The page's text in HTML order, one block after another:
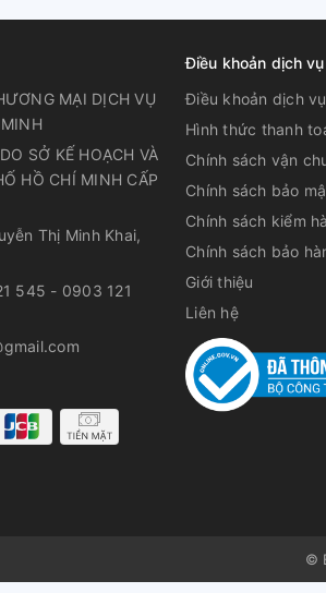
Smart Connector trên iPad Pro để kết
cũ.
MẠI DỊCH VỤ
SỞ KẾ HOẠCH VÀ
HỒ CHÍ MINH CẤP
Thị Minh Khai,
545 - 0903 121
Điều khoản dịch vụ
Điều khoản dịch vụ
Hình thức thanh
Chính sách vận
Chính sách bảo
Chính sách kiểm
Chính sách bảo
Giới thiệu
Liên hệ
©